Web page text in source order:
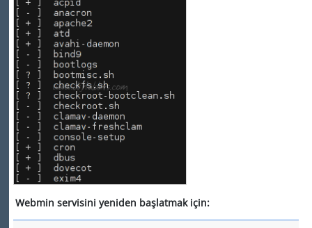
Webmin servisini yeniden başlatmak için: